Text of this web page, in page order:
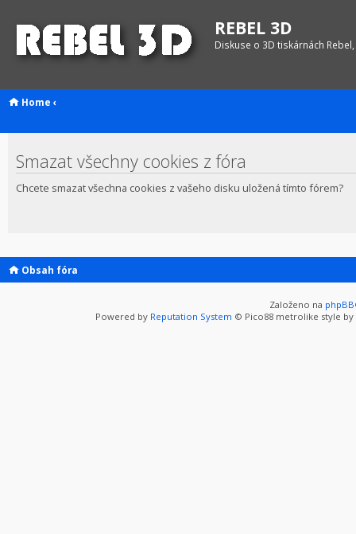
REBEL 3D
Diskuse o 3D tiskárnách
Home ‹
Smazat všechny cookies z fóra
Chcete smazat všechna cookies z vašeho disku uložená tímto fórem?
Obsah fóra
Založeno na phpBB
Powered by Reputation System © Pico88 metrolike style by